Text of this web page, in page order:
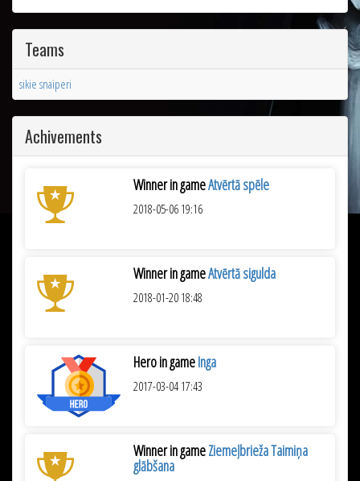
Teams
sikie snaiperi
Achivements
Winner in gameAtvērtā spēle
2018-05-06 19:16
Winner in gameAtvērtā sigulda
2018-01-20 18:48
Hero in gameInga
2017-03-04 17:43
Winner in gameZiemeļbrieža Taimiņa
glābšana